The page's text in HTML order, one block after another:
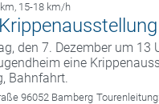
, 15-18 km/h
den 7. Dezember um
eine
Bahnfahrt.
96052 Bamberg Tourenleitung: